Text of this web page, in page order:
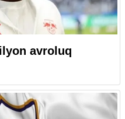
avroluq